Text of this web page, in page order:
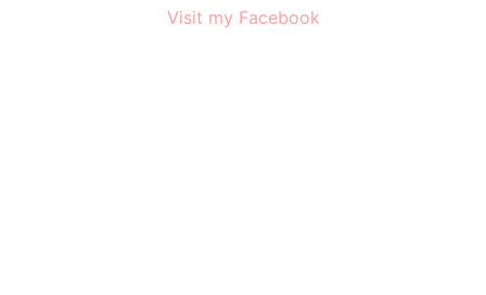
Visit my Facebook